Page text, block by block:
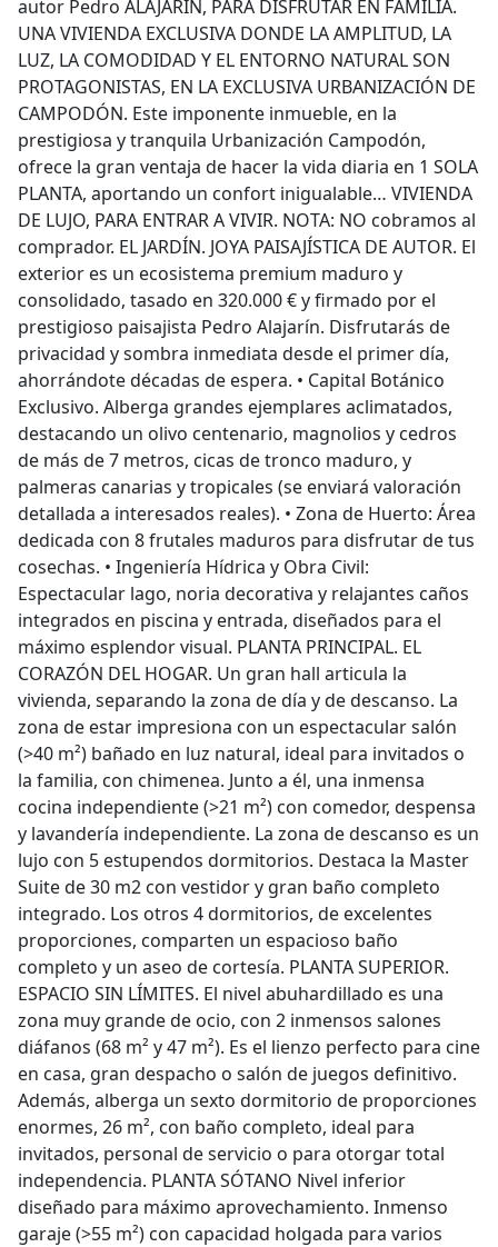
autor Pedro ALAJARIN, PARA DISFRUTAR EN FAMILIA.
UNA VIVIENDA EXCLUSIVA DONDE LA AMPLITUD, LA
LUZ, LA COMODIDAD Y EL ENTORNO NATURAL SON
PROTAGONISTAS, EN LA EXCLUSIVA URBANIZACIÓN DE
CAMPODÓN. Este imponente inmueble, en la
prestigiosa y tranquila Urbanización Campodón,
ofrece la gran ventaja de hacer la vida diaria en 1 SOLA
PLANTA, aportando un confort inigualable… VIVIENDA
DE LUJO, PARA ENTRAR A VIVIR. NOTA: NO cobramos al
comprador. EL JARDÍN. JOYA PAISAJÍSTICA DE AUTOR. El
exterior es un ecosistema premium maduro y
consolidado, tasado en 320.000 € y firmado por el
prestigioso paisajista Pedro Alajarín. Disfrutarás de
privacidad y sombra inmediata desde el primer día,
ahorrándote décadas de espera. • Capital Botánico
Exclusivo. Alberga grandes ejemplares aclimatados,
destacando un olivo centenario, magnolios y cedros
de más de 7 metros, cicas de tronco maduro, y
palmeras canarias y tropicales (se enviará valoración
detallada a interesados reales). • Zona de Huerto: Área
dedicada con 8 frutales maduros para disfrutar de tus
cosechas. • Ingeniería Hídrica y Obra Civil:
Espectacular lago, noria decorativa y relajantes caños
integrados en piscina y entrada, diseñados para el
máximo esplendor visual. PLANTA PRINCIPAL. EL
CORAZÓN DEL HOGAR. Un gran hall articula la
vivienda, separando la zona de día y de descanso. La
zona de estar impresiona con un espectacular salón
(>40 m²) bañado en luz natural, ideal para invitados o
la familia, con chimenea. Junto a él, una inmensa
cocina independiente (>21 m²) con comedor, despensa
y lavandería independiente. La zona de descanso es un
lujo con 5 estupendos dormitorios. Destaca la Master
Suite de 30 m2 con vestidor y gran baño completo
integrado. Los otros 4 dormitorios, de excelentes
proporciones, comparten un espacioso baño
completo y un aseo de cortesía. PLANTA SUPERIOR.
ESPACIO SIN LÍMITES. El nivel abuhardillado es una
zona muy grande de ocio, con 2 inmensos salones
diáfanos (68 m² y 47 m²). Es el lienzo perfecto para cine
en casa, gran despacho o salón de juegos definitivo.
Además, alberga un sexto dormitorio de proporciones
enormes, 26 m², con baño completo, ideal para
invitados, personal de servicio o para otorgar total
independencia. PLANTA SÓTANO Nivel inferior
diseñado para máximo aprovechamiento. Inmenso
garaje (>55 m²) con capacidad holgada para varios